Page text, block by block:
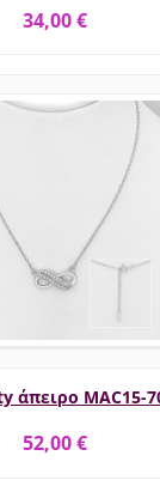
34,00 €
άπειρο MAC15-
52,00 €